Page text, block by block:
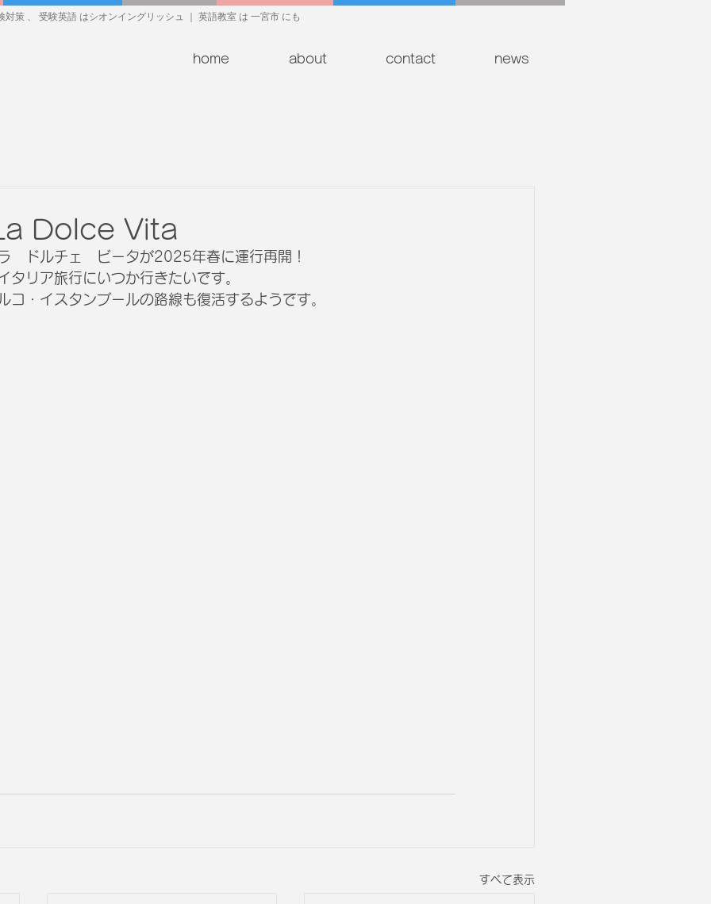
策 、 受験英語 はシオンイングリッシュ ｜ 英語教室 は 一宮市 にも
home about contact news
Dolce Vita
　ドルチェ　ビータが2025年春に運行再開！
タリア旅行にいつか行きたいです。
コ・イスタンブールの路線も復活するようです。
すべて表示